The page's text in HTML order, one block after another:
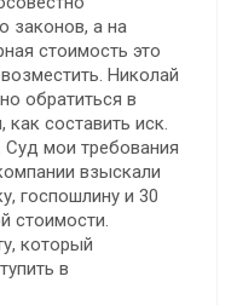
законов, а на
стоимость это
Николай
обратиться в
составить иск.
Суд мои требования
взыскали
госпошлину и 30
стоимости.
который
в